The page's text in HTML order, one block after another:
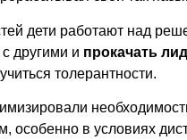
дети работают над
другими и прокачать
толерантности.
в условиях